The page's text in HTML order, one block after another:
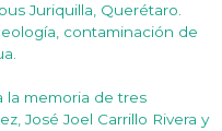
Juriquilla, Querétaro.
contaminación de
la memoria de tres
José Joel Carrillo Rivera y